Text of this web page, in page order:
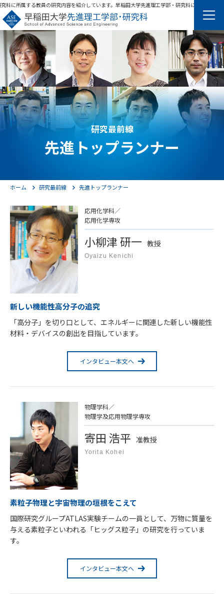
に所属する教員の研究内容を紹介しています。早稲田大学先進理工学部・研究科に所属する教
English
学科・専攻
教育システム・進路
先進Past&Now
研究最前線
受験生の方へ
ホーム サイトマップ
研究最前線
先進トップランナー
ホーム 研究最前線 先進トップランナー
応用化学科／
応用化学専攻
小柳津 研一 教授
Oyaizu Kenichi
新しい機能性高分子の追究
「高分子」を切り口として、エネルギーに関連した新しい機能性
材料・デバイスの創出を目指しています。
インタビュー本文へ
物理学科／
物理学及応用物理学専攻
寄田 浩平 准教授
Yorita Kohei
素粒子物理と宇宙物理の垣根をこえて
国際研究グループATLAS実験チームの一員として、万物に質量を
与える素粒子といわれる「ヒッグス粒子」の研究を行っていま
す。
インタビュー本文へ